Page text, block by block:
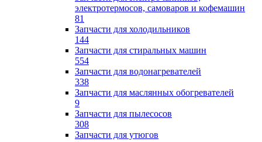
электротермосов, самоваров и кофемашин
81
Запчасти для холодильников
144
Запчасти для стиральных машин
554
Запчасти для водонагревателей
338
Запчасти для маслянных обогревателей
9
Запчасти для пылесосов
308
Запчасти для утюгов